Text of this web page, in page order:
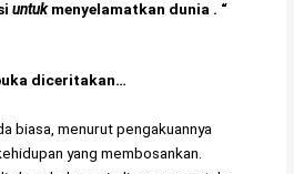
untukmenyelamatkan dunia . “
diceritakan…
biasa, menurut pengakuannya
yang membosankan.